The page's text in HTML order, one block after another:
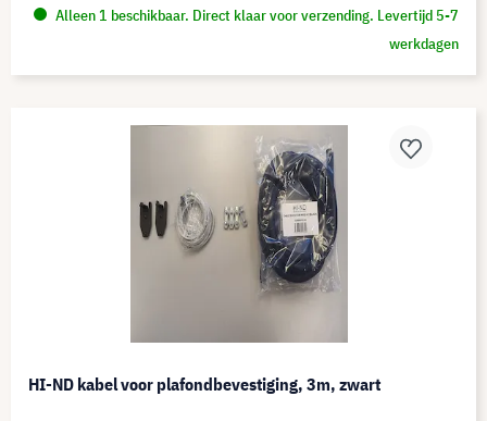
Alleen 1 beschikbaar. Direct klaar voor verzending. Levertijd 5-7
werkdagen
HI-ND kabel voor plafondbevestiging, 3m, zwart